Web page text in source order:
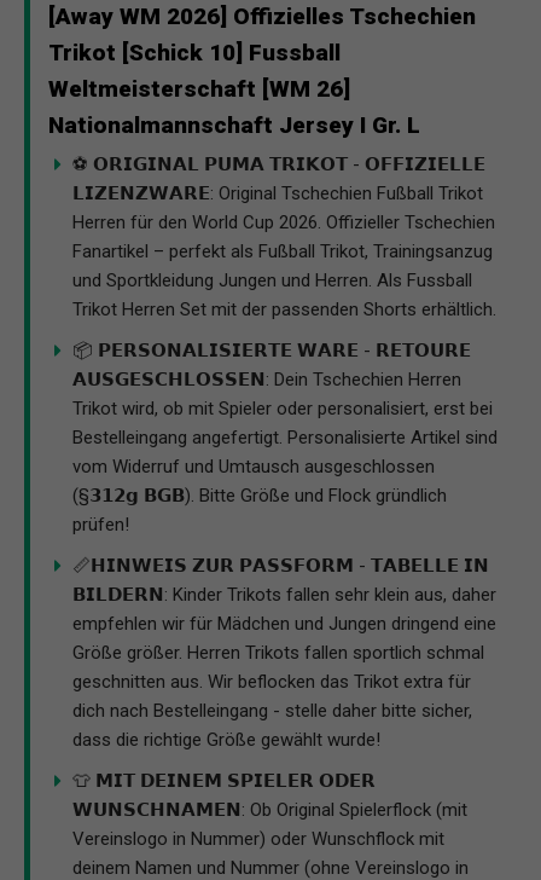
[Away WM 2026] Offizielles Tschechien
Trikot [Schick 10] Fussball
Weltmeisterschaft [WM 26]
Nationalmannschaft Jersey I Gr. L
⚽ 𝗢𝗥𝗜𝗚𝗜𝗡𝗔𝗟 𝗣𝗨𝗠𝗔 𝗧𝗥𝗜𝗞𝗢𝗧 - 𝗢𝗙𝗙𝗜𝗭𝗜𝗘𝗟𝗟𝗘
𝗟𝗜𝗭𝗘𝗡𝗭𝗪𝗔𝗥𝗘: Original Tschechien Fußball Trikot
Herren für den World Cup 2026. Offizieller Tschechien
Fanartikel – perfekt als Fußball Trikot, Trainingsanzug
und Sportkleidung Jungen und Herren. Als Fussball
Trikot Herren Set mit der passenden Shorts erhältlich.
📦 𝗣𝗘𝗥𝗦𝗢𝗡𝗔𝗟𝗜𝗦𝗜𝗘𝗥𝗧𝗘 𝗪𝗔𝗥𝗘 - 𝗥𝗘𝗧𝗢𝗨𝗥𝗘
𝗔𝗨𝗦𝗚𝗘𝗦𝗖𝗛𝗟𝗢𝗦𝗦𝗘𝗡: Dein Tschechien Herren
Trikot wird, ob mit Spieler oder personalisiert, erst bei
Bestelleingang angefertigt. Personalisierte Artikel sind
vom Widerruf und Umtausch ausgeschlossen
(§𝟯𝟭𝟮𝗴 𝗕𝗚𝗕). Bitte Größe und Flock gründlich
prüfen!
📏𝗛𝗜𝗡𝗪𝗘𝗜𝗦 𝗭𝗨𝗥 𝗣𝗔𝗦𝗦𝗙𝗢𝗥𝗠 - 𝗧𝗔𝗕𝗘𝗟𝗟𝗘 𝗜𝗡
𝗕𝗜𝗟𝗗𝗘𝗥𝗡: Kinder Trikots fallen sehr klein aus, daher
empfehlen wir für Mädchen und Jungen dringend eine
Größe größer. Herren Trikots fallen sportlich schmal
geschnitten aus. Wir beflocken das Trikot extra für
dich nach Bestelleingang - stelle daher bitte sicher,
dass die richtige Größe gewählt wurde!
👕 𝗠𝗜𝗧 𝗗𝗘𝗜𝗡𝗘𝗠 𝗦𝗣𝗜𝗘𝗟𝗘𝗥 𝗢𝗗𝗘𝗥
𝗪𝗨𝗡𝗦𝗖𝗛𝗡𝗔𝗠𝗘𝗡: Ob Original Spielerflock (mit
Vereinslogo in Nummer) oder Wunschflock mit
deinem Namen und Nummer (ohne Vereinslogo in